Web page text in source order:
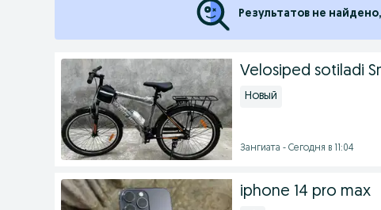
Результатов не
Velosiped sotiladi
Новый
Зангиата - Сегодня в 11:04
iphone 14 pro max